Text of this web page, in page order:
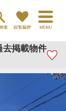
去掲載物件